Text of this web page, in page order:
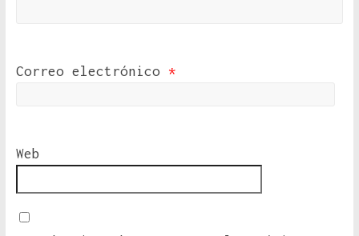
Correo electrónico *
Web